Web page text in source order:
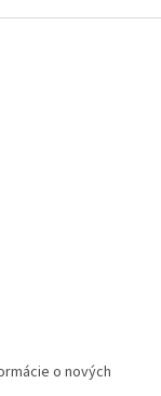
o nových